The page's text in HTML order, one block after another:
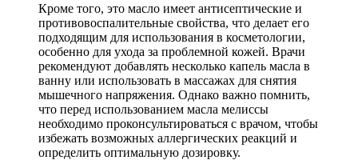
Кроме того, это масло имеет антисептические и
противовоспалительные свойства, что делает его
подходящим для использования в косметологии,
особенно для ухода за проблемной кожей. Врачи
рекомендуют добавлять несколько капель масла в
ванну или использовать в массажах для снятия
мышечного напряжения. Однако важно помнить,
что перед использованием масла мелиссы
необходимо проконсультироваться с врачом, чтобы
избежать возможных аллергических реакций и
определить оптимальную дозировку.